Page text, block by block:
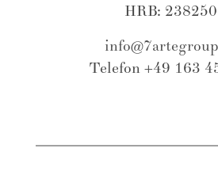
HRB:
Telefon +49 163